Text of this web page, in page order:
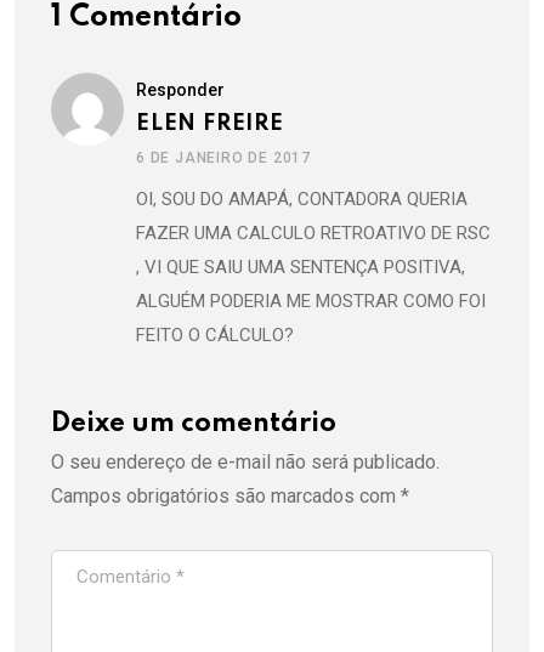
1 Comentário
Responder
ELEN FREIRE
6 DE JANEIRO DE 2017
OI, SOU DO AMAPÁ, CONTADORA QUERIA
FAZER UMA CALCULO RETROATIVO DE RSC
, VI QUE SAIU UMA SENTENÇA POSITIVA,
ALGUÉM PODERIA ME MOSTRAR COMO FOI
FEITO O CÁLCULO?
Deixe um comentário
O seu endereço de e-mail não será publicado.
Campos obrigatórios são marcados com *